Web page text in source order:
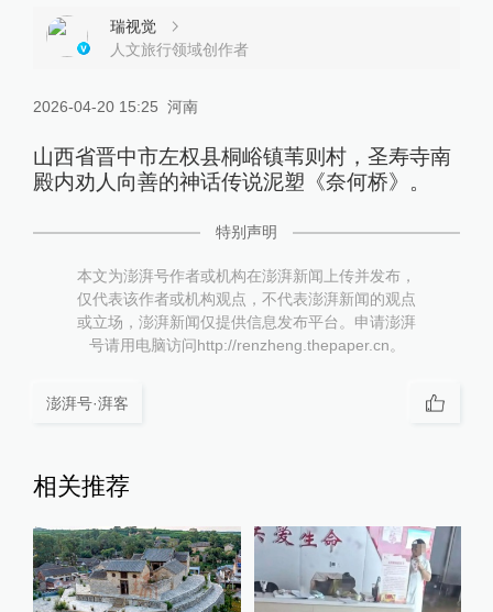
瑞视觉
人文旅行领域创作者
2026-04-20 15:25 河南
山西省晋中市左权县桐峪镇苇则村，圣寿寺南
殿内劝人向善的神话传说泥塑《奈何桥》。
特别声明
本文为澎湃号作者或机构在澎湃新闻上传并发布，
仅代表该作者或机构观点，不代表澎湃新闻的观点
或立场，澎湃新闻仅提供信息发布平台。申请澎湃
号请用电脑访问http://renzheng.thepaper.cn。
澎湃号·湃客
相关推荐